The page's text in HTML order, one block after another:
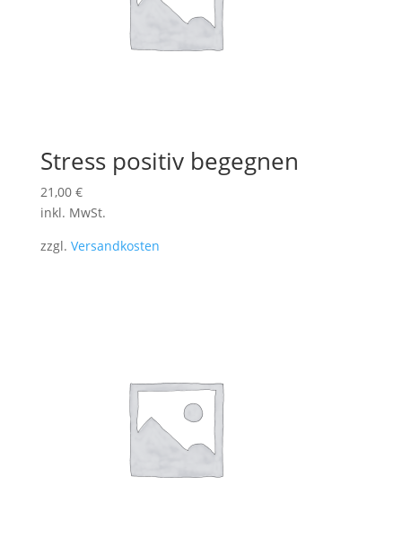
Stress positiv begegnen
21,00 €
inkl. MwSt.
zzgl. Versandkosten